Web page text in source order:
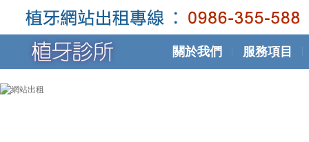
關於我們 服務項目